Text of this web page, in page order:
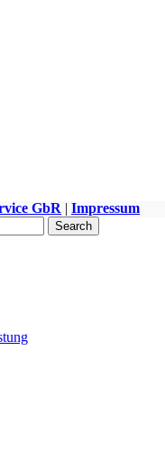
GbR | Impressum
Search